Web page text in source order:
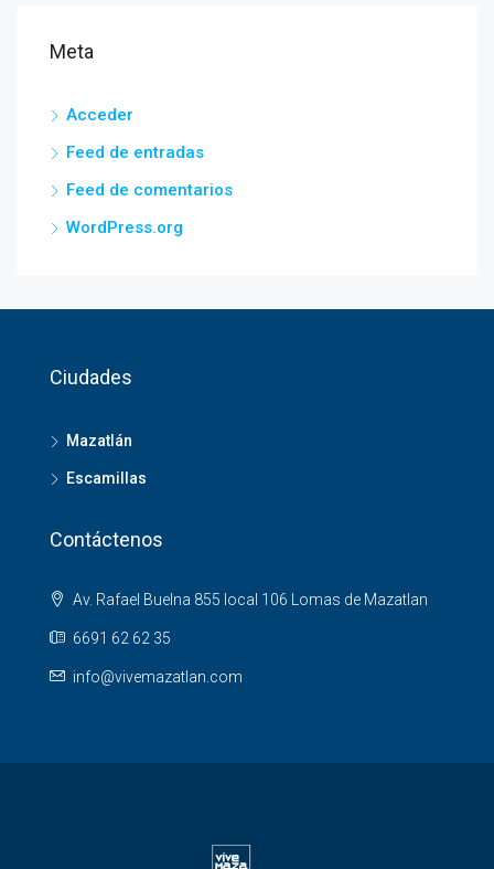
Meta
Acceder
Feed de entradas
Feed de comentarios
WordPress.org
Ciudades
Mazatlán
Escamillas
Contáctenos
Av. Rafael Buelna 855 local 106 Lomas de Mazatlan
6691 62 62 35
info@vivemazatlan.com